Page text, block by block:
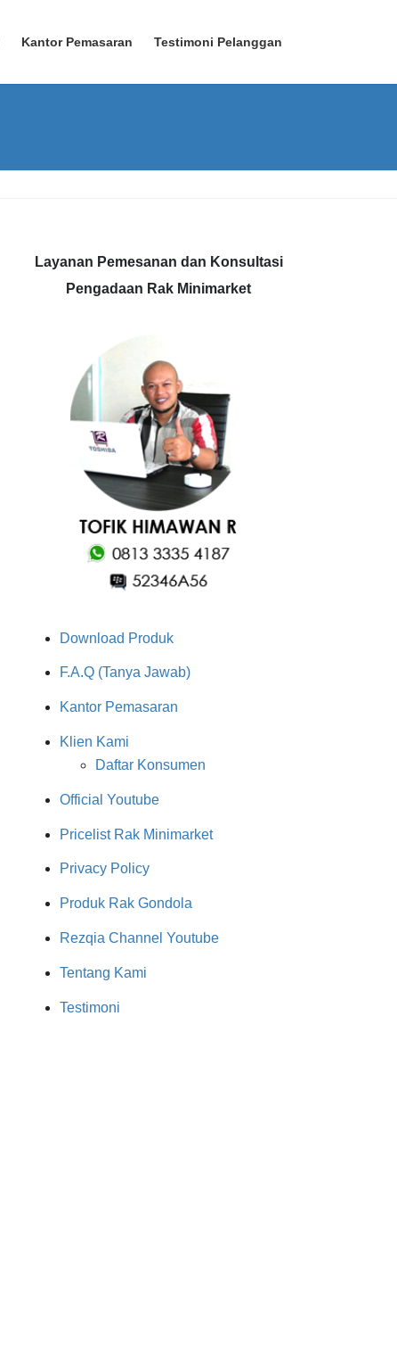
Kantor Pemasaran Testimoni Pelanggan
Layanan Pemesanan dan Konsultasi
Pengadaan Rak Minimarket
Download Produk
F.A.Q (Tanya Jawab)
Kantor Pemasaran
Klien Kami
Daftar Konsumen
Official Youtube
Pricelist Rak Minimarket
Privacy Policy
Produk Rak Gondola
Rezqia Channel Youtube
Tentang Kami
Testimoni